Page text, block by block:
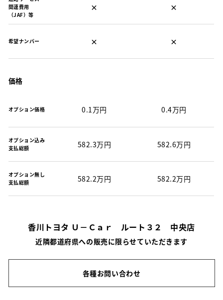
関連費用
（JAF）等
× ×
希望ナンバー × ×
価格
オプション価格 0.1万円 0.4万円
オプション込み
支払総額
582.3万円 582.6万円
オプション無し
支払総額
582.2万円 582.2万円
香川トヨタ Ｕ－Ｃａｒ ルート３２ 中央店
近隣都道府県への販売に限らせていただきます
各種お問い合わせ